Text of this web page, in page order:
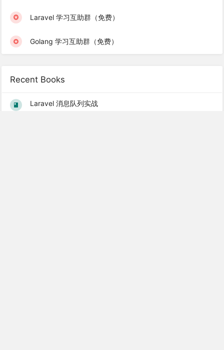
Laravel 学习互助群（免费）
Golang 学习互助群（免费）
Recent Books
Laravel 消息队列实战